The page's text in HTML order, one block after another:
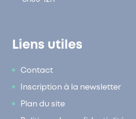
Liens utiles
Contact
Inscription à la newsletter
Plan du site